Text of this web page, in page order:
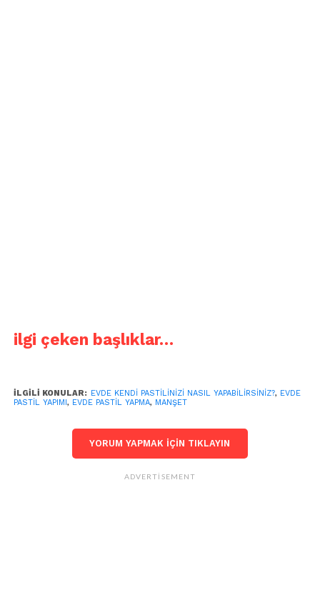
ilgi çeken başlıklar…
İLGILI KONULAR: EVDE KENDI PASTILINIZI NASIL YAPABILIRSINIZ?, EVDE
PASTIL YAPIMI, EVDE PASTIL YAPMA, MANŞET
YORUM YAPMAK IÇIN TIKLAYIN
ADVERTISEMENT